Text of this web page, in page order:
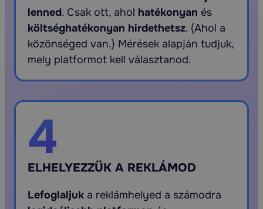
lenned. Csak ott, ahol hatékonyan és
költséghatékonyan hirdethetsz. (Ahol a
közönséged van.) Mérések alapján tudjuk,
mely platformot kell választanod.
4
ELHELYEZZÜK A REKLÁMOD
Lefoglaljuk a reklámhelyed a számodra